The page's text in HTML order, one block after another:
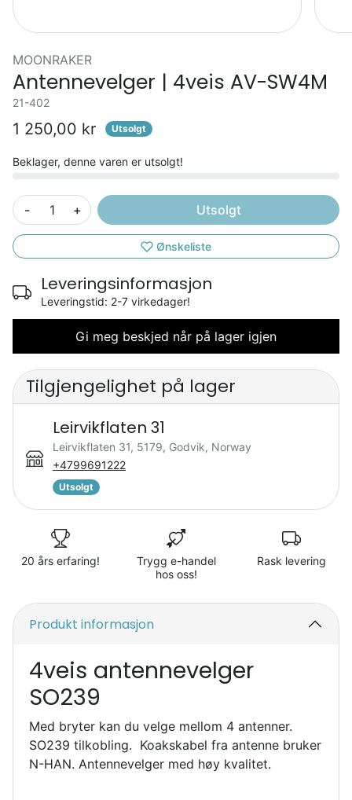
MOONRAKER
Antennevelger | 4veis AV-SW4M
21-402
1 250,00 kr Utsolgt
Beklager, denne varen er utsolgt!
- + Utsolgt
Ønskeliste
Leveringsinformasjon
Leveringstid: 2-7 virkedager!
Gi meg beskjed når på lager igjen
Tilgjengelighet på lager
Leirvikflaten 31
Leirvikflaten 31, 5179, Godvik, Norway
+4799691222
Utsolgt
20 års erfaring!
Trygg e-handel
hos oss!
Rask levering
Produkt informasjon
4veis antennevelger
SO239
Med bryter kan du velge mellom 4 antenner.
SO239 tilkobling. Koakskabel fra antenne bruker
N-HAN. Antennevelger med høy kvalitet.